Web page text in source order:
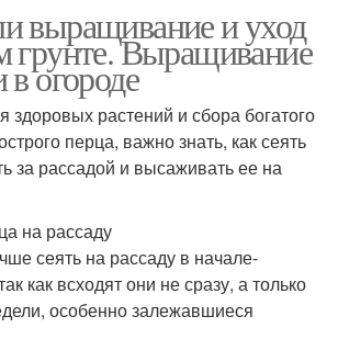
выращивание и уход
грунте. Выращивание
огороде
растений и сбора богатого
перца, важно знать, как сеять
за рассадой и высаживать ее на
на рассаду
сеять на рассаду в начале-
как всходят они не сразу, а только
особенно залежавшиеся